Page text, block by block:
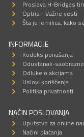
Proslava H-Bridges
Optris - Važne vesti
Šta je lemilica, kako
INFORMACIJE
Kodeks ponašanja
Odustanak-
Odluke o akcijama
Uslovi korišćenja
Politika privatnosti
NAČIN POSLOVANJA
Uputstvo za online
Načini plaćanja